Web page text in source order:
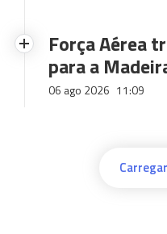
Força Aérea
para a
06 ago 2026 11:09